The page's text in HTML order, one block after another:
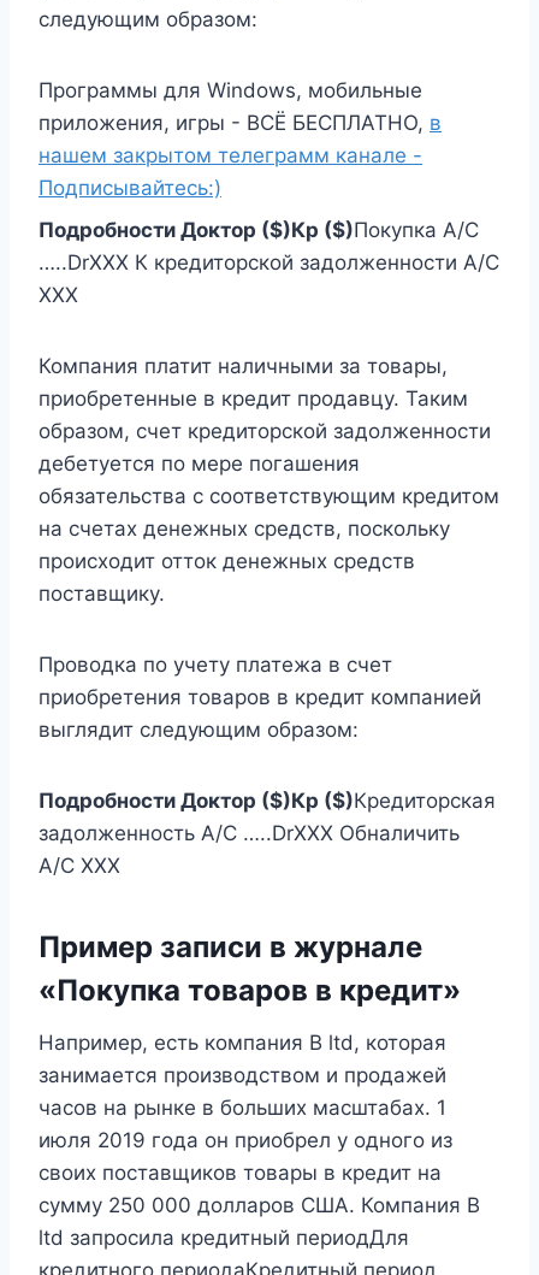
следующим образом:
Программы для Windows, мобильные
приложения, игры - ВСЁ БЕСПЛАТНО, в
нашем закрытом телеграмм канале -
Подписывайтесь:)
Подробности Доктор ($)Кр ($)Покупка A/C
…..DrXXX К кредиторской задолженности A/C
XXX
Компания платит наличными за товары,
приобретенные в кредит продавцу. Таким
образом, счет кредиторской задолженности
дебетуется по мере погашения
обязательства с соответствующим кредитом
на счетах денежных средств, поскольку
происходит отток денежных средств
поставщику.
Проводка по учету платежа в счет
приобретения товаров в кредит компанией
выглядит следующим образом:
Подробности Доктор ($)Кр ($)Кредиторская
задолженность A/C …..DrXXX Обналичить
A/C XXX
Пример записи в журнале
«Покупка товаров в кредит»
Например, есть компания B ltd, которая
занимается производством и продажей
часов на рынке в больших масштабах. 1
июля 2019 года он приобрел у одного из
своих поставщиков товары в кредит на
сумму 250 000 долларов США. Компания B
ltd запросила кредитный периодДля
кредитного периодаКредитный период